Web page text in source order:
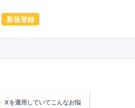
新規登録
Xを運用していてこんなお悩